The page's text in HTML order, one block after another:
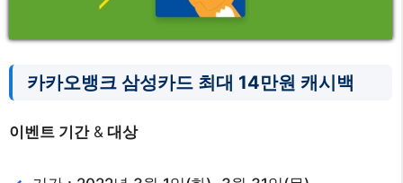
카카오뱅크 삼성카드 최대 14만원 캐시백
이벤트 기간& 대상